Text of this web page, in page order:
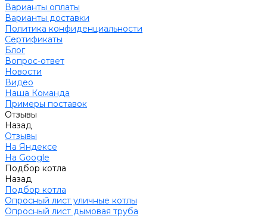
Варианты оплаты
Варианты доставки
Политика конфиденциальности
Сертификаты
Блог
Вопрос-ответ
Новости
Видео
Наша Команда
Примеры поставок
Отзывы
Назад
Отзывы
На Яндексе
На Google
Подбор котла
Назад
Подбор котла
Опросный лист уличные котлы
Опросный лист дымовая труба